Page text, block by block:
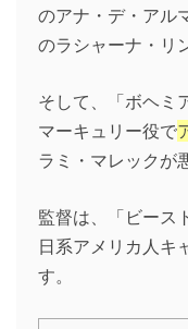
のアナ・デ・アル
のラシャーナ・リ
そして、「ボヘミ
マーキュリー役で
ラミ・マレックが
監督は、「ビース
日系アメリカ人キ
す。